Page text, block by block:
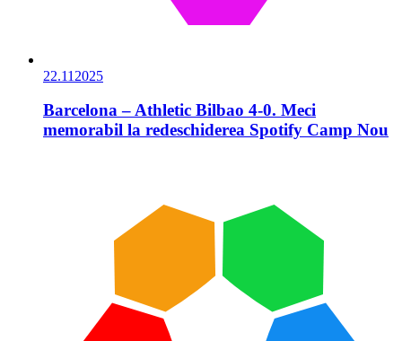
22.11 2025
Barcelona – Athletic Bilbao 4-0. Meci
memorabil la redeschiderea Spotify Camp Nou